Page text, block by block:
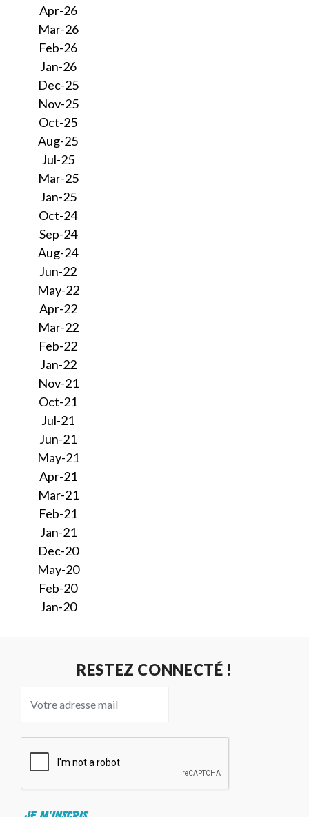
Apr-26
Mar-26
Feb-26
Jan-26
Dec-25
Nov-25
Oct-25
Aug-25
Jul-25
Mar-25
Jan-25
Oct-24
Sep-24
Aug-24
Jun-22
May-22
Apr-22
Mar-22
Feb-22
Jan-22
Nov-21
Oct-21
Jul-21
Jun-21
May-21
Apr-21
Mar-21
Feb-21
Jan-21
Dec-20
May-20
Feb-20
Jan-20
RESTEZ CONNECTÉ !